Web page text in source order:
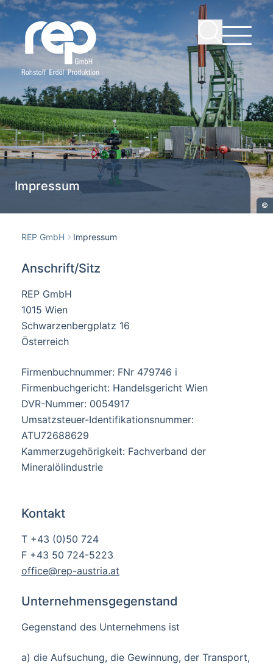
©
Impressum
REP GmbH Impressum
Anschrift/Sitz
REP GmbH
1015 Wien
Schwarzenbergplatz 16
Österreich
Firmenbuchnummer: FNr 479746 i
Firmenbuchgericht: Handelsgericht Wien
DVR-Nummer: 0054917
Umsatzsteuer-Identifikationsnummer:
ATU72688629
Kammerzugehörigkeit: Fachverband der
Mineralölindustrie
Kontakt
T +43 (0)50 724
F +43 50 724-5223
office@rep-austria.at
Unternehmensgegenstand
Gegenstand des Unternehmens ist
a) die Aufsuchung, die Gewinnung, der Transport,